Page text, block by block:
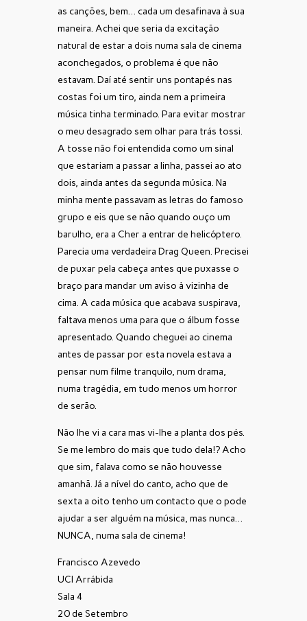
as canções, bem… cada um desafinava à sua
maneira. Achei que seria da excitação
natural de estar a dois numa sala de cinema
aconchegados, o problema é que não
estavam. Daí até sentir uns pontapés nas
costas foi um tiro, ainda nem a primeira
música tinha terminado. Para evitar mostrar
o meu desagrado sem olhar para trás tossi.
A tosse não foi entendida como um sinal
que estariam a passar a linha, passei ao ato
dois, ainda antes da segunda música. Na
minha mente passavam as letras do famoso
grupo e eis que se não quando ouço um
barulho, era a Cher a entrar de helicóptero.
Parecia uma verdadeira Drag Queen. Precisei
de puxar pela cabeça antes que puxasse o
braço para mandar um aviso à vizinha de
cima. A cada música que acabava suspirava,
faltava menos uma para que o álbum fosse
apresentado. Quando cheguei ao cinema
antes de passar por esta novela estava a
pensar num filme tranquilo, num drama,
numa tragédia, em tudo menos um horror
de serão.
Não lhe vi a cara mas vi-lhe a planta dos pés.
Se me lembro do mais que tudo dela!? Acho
que sim, falava como se não houvesse
amanhã. Já a nível do canto, acho que de
sexta a oito tenho um contacto que o pode
ajudar a ser alguém na música, mas nunca…
NUNCA, numa sala de cinema!
Francisco Azevedo
UCI Arrábida
Sala 4
20 de Setembro